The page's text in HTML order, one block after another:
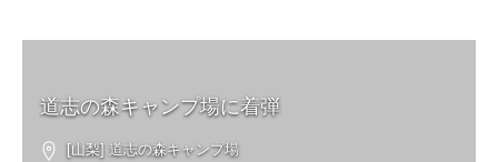
道志の森キャンプ場に着弾
[山梨] 道志の森キャンプ場